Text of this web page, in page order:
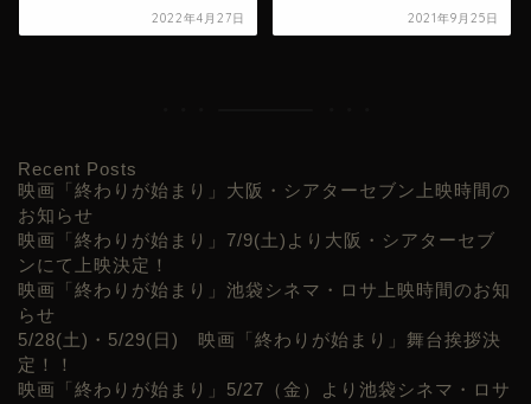
2022年4月27日 2021年9月25日
Recent Posts
映画「終わりが始まり」大阪・シアターセブン上映時間の
お知らせ
映画「終わりが始まり」7/9(土)より大阪・シアターセブ
ンにて上映決定！
映画「終わりが始まり」池袋シネマ・ロサ上映時間のお知
らせ
5/28(土)・5/29(日) 映画「終わりが始まり」舞台挨拶決
定！！
映画「終わりが始まり」5/27（金）より池袋シネマ・ロサ